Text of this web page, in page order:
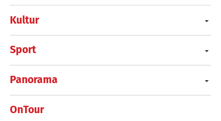
Kultur
Sport
Panorama
OnTour